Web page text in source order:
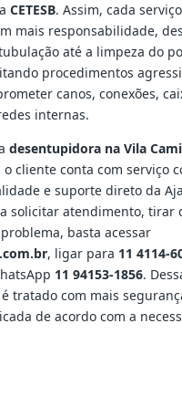
CETESB. Assim, cada
mais responsabilidade,
até a limpeza do
procedimentos
canos, conexões,
internas.
desentupidora na Vila
o cliente conta com serviço
e suporte direto da
solicitar atendimento, tirar
basta acessar
, ligar para 11 4114-
11 94153-1856.
tratado com mais
de acordo com a